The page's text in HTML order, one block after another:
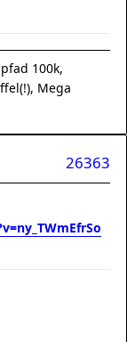
100k,
Mega
26363